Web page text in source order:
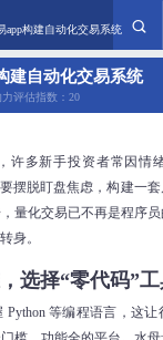
app构建自动化交易系统
建自动化交易系统
评估指数：20
许多新手投资者常因情
摆脱盯盘焦虑，构建一
量化交易已不再是程序
身。
选择“零代码”
Python 等编程语言，这